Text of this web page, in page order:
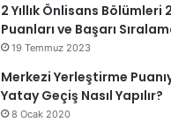
2 Yıllık Önlisans Bölümleri
Puanları ve Başarı
19 Temmuz 2023
Merkezi Yerleştirme
Yatay Geçiş Nasıl Yapılır?
8 Ocak 2020